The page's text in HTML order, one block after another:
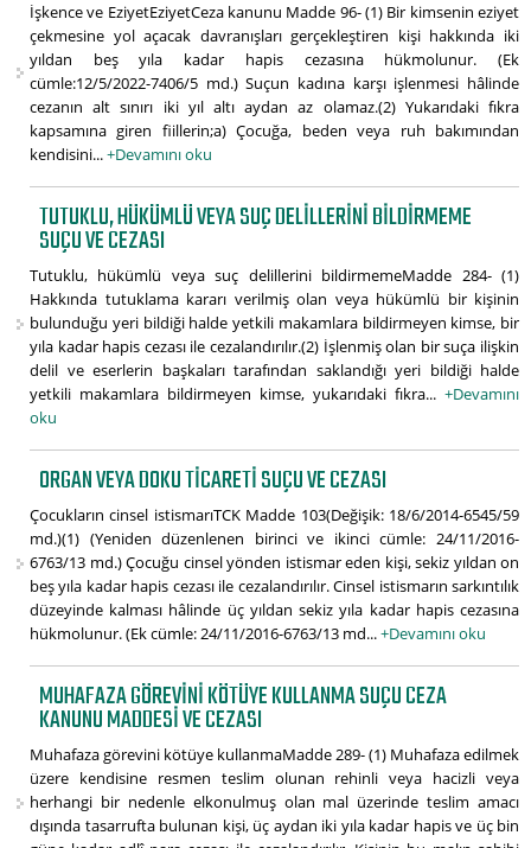
İşkence ve EziyetEziyetCeza kanunu Madde 96- (1) Bir kimsenin eziyet
çekmesine yol açacak davranışları gerçekleştiren kişi hakkında iki
yıldan beş yıla kadar hapis cezasına hükmolunur. (Ek
cümle:12/5/2022-7406/5 md.) Suçun kadına karşı işlenmesi hâlinde
cezanın alt sınırı iki yıl altı aydan az olamaz.(2) Yukarıdaki fıkra
kapsamına giren fiillerin;a) Çocuğa, beden veya ruh bakımından
kendisini...+Devamını oku
TUTUKLU, HÜKÜMLÜ VEYA SUÇ DELILLERINI BILDIRMEME
SUÇU VE CEZASI
Tutuklu, hükümlü veya suç delillerini bildirmemeMadde 284- (1)
Hakkında tutuklama kararı verilmiş olan veya hükümlü bir kişinin
bulunduğu yeri bildiği halde yetkili makamlara bildirmeyen kimse, bir
yıla kadar hapis cezası ile cezalandırılır.(2) İşlenmiş olan bir suça ilişkin
delil ve eserlerin başkaları tarafından saklandığı yeri bildiği halde
yetkili makamlara bildirmeyen kimse, yukarıdaki fıkra... +Devamını
oku
ORGAN VEYA DOKU TICARETI SUÇU VE CEZASI
Çocukların cinsel istismarıTCK Madde 103(Değişik: 18/6/2014-6545/59
md.)(1) (Yeniden düzenlenen birinci ve ikinci cümle: 24/11/2016-
6763/13 md.) Çocuğu cinsel yönden istismar eden kişi, sekiz yıldan on
beş yıla kadar hapis cezası ile cezalandırılır. Cinsel istismarın sarkıntılık
düzeyinde kalması hâlinde üç yıldan sekiz yıla kadar hapis cezasına
hükmolunur. (Ek cümle: 24/11/2016-6763/13 md...+Devamını oku
MUHAFAZA GÖREVINI KÖTÜYE KULLANMA SUÇU CEZA
KANUNU MADDESI VE CEZASI
Muhafaza görevini kötüye kullanmaMadde 289- (1) Muhafaza edilmek
üzere kendisine resmen teslim olunan rehinli veya hacizli veya
herhangi bir nedenle elkonulmuş olan mal üzerinde teslim amacı
dışında tasarrufta bulunan kişi, üç aydan iki yıla kadar hapis ve üç bin